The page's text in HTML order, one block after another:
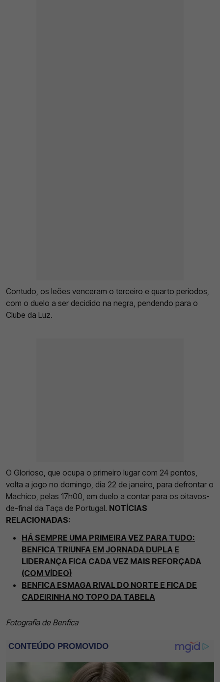
Contudo, os leões venceram o terceiro e quarto períodos,
com o duelo a ser decidido na negra, pendendo para o
Clube da Luz.
O Glorioso, que ocupa o primeiro lugar com 24 pontos,
volta a jogo no domingo, dia 22 de janeiro, para defrontar o
Machico, pelas 17h00, em duelo a contar para os oitavos-
de-final da Taça de Portugal. NOTÍCIAS
RELACIONADAS:
HÁ SEMPRE UMA PRIMEIRA VEZ PARA TUDO:
BENFICA TRIUNFA EM JORNADA DUPLA E
LIDERANÇA FICA CADA VEZ MAIS REFORÇADA
(COM VÍDEO)
BENFICA ESMAGA RIVAL DO NORTE E FICA DE
CADEIRINHA NO TOPO DA TABELA
Fotografia de Benfica